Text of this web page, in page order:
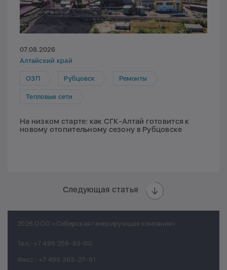
07.08.2026
Алтайский край
ОЗП Рубцовск Ремонты
Тепловые сети
На низком старте: как СГК-Алтай готовится к
новому отопительному сезону в Рубцовске
Следующая статья
2026 ООО «Сибирская генерирующая компания»
Тел.: +7 495 258-83-00
Факс.: +7 495 363-27-81